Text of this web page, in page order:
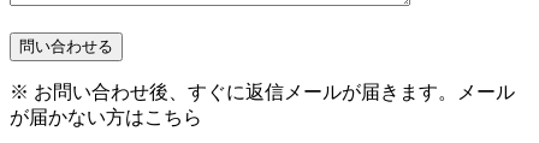
※ お問い合わせ後、すぐに返信メールが届きます。
メール
が届かない方はこちら